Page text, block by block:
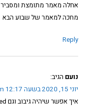
אחלה מאמר מתומצת ומסביר DKIM על רגל אחת
מחכה למאמר של שבוע הבא
Reply
נועם הגיב:
יוני 15, 2020 בשעה 12:17 pm